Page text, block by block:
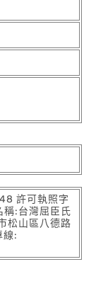
許可執照字
稱:台灣屈臣氏
松山區八德路
線: